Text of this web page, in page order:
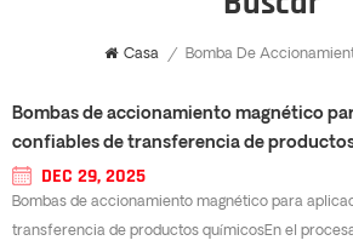
Casa / Bomba De
Bombas de accionamiento magnético
confiables de transferencia de
DEC 29, 2025
Bombas de accionamiento magnético para
transferencia de productos químicosEn el